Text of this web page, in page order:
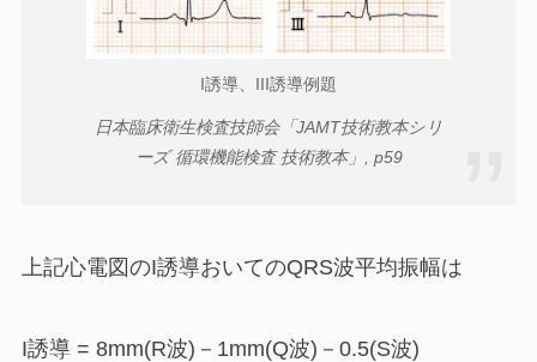
I誘導、III誘導例題
日本臨床衛生検査技師会「JAMT技術教本シリ
ーズ 循環機能検査 技術教本」, p59
上記心電図のI誘導おいてのQRS波平均振幅は
I誘導 = 8mm(R波)－1mm(Q波)－0.5(S波)